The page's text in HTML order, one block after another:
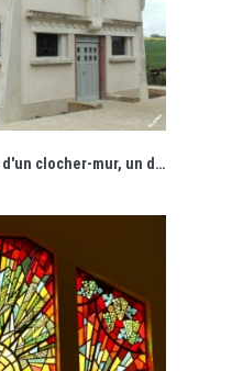
La façade d'entrée est surmontée d'un clocher-mur, un dispositif architectural qui permet d’héberger une ou plusieurs cloches.